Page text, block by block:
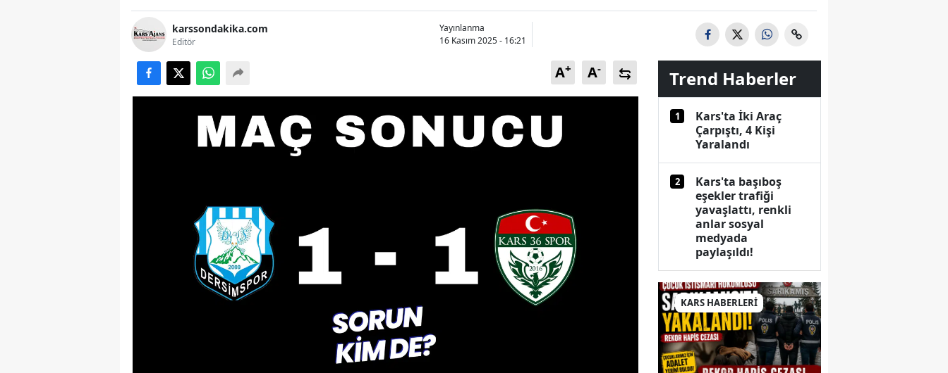
Bilecik
Bingöl
Bolu
Burdur
Çankırı
Çorum
Denizli
Diyarbakır
karssondakika.com
Editör
Yayınlanma
16 Kasım 2025 - 16:21
A+ A- Trend Haberler
1
Kars'ta İki Araç
Çarpıştı, 4 Kişi
Yaralandı
2
Kars'ta başıboş
eşekler trafiği
yavaşlattı, renkli
anlar sosyal
medyada
paylaşıldı!
KARS HABERLERİ